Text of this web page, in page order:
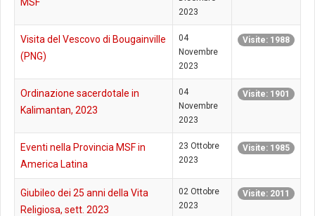
2023
Visita del Vescovo di Bougainville
(PNG)
04
Novembre
2023
Visite: 1988
Ordinazione sacerdotale in
Kalimantan, 2023
04
Novembre
2023
Visite: 1901
Eventi nella Provincia MSF in
America Latina
23 Ottobre
2023
Visite: 1985
Giubileo dei 25 anni della Vita
Religiosa, sett. 2023
02 Ottobre
2023
Visite: 2011